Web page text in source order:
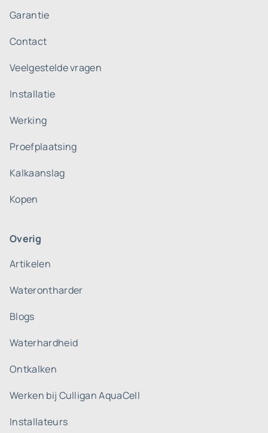
Garantie
Contact
Veelgestelde vragen
Installatie
Werking
Proefplaatsing
Kalkaanslag
Kopen
Overig
Artikelen
Waterontharder
Blogs
Waterhardheid
Ontkalken
Werken bij Culligan AquaCell
Installateurs